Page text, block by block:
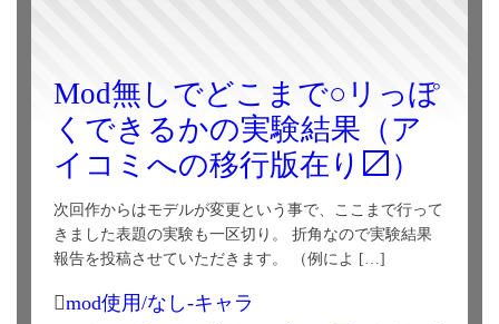
Mod無しでどこまで○リっぽ
くできるかの実験結果（ア
イコミへの移行版在り〼）
次回作からはモデルが変更という事で、ここまで行って
きました表題の実験も一区切り。 折角なので実験結果
報告を投稿させていただきます。 （例によ […]
mod使用/なし-キャラ